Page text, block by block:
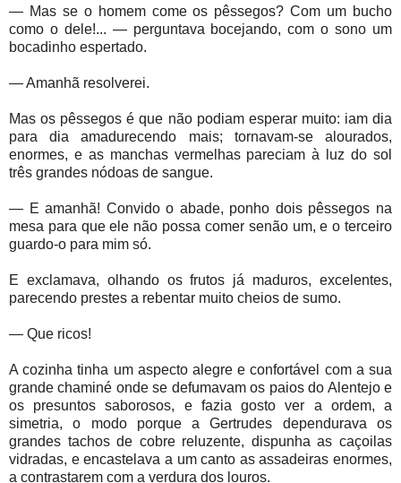
— Mas se o homem come os pêssegos? Com um bucho
como o dele!... — perguntava bocejando, com o sono um
bocadinho espertado.
— Amanhã resolverei.
Mas os pêssegos é que não podiam esperar muito: iam dia
para dia amadurecendo mais; tornavam-se alourados,
enormes, e as manchas vermelhas pareciam à luz do sol
três grandes nódoas de sangue.
— E amanhã! Convido o abade, ponho dois pêssegos na
mesa para que ele não possa comer senão um, e o terceiro
guardo-o para mim só.
E exclamava, olhando os frutos já maduros, excelentes,
parecendo prestes a rebentar muito cheios de sumo.
— Que ricos!
A cozinha tinha um aspecto alegre e confortável com a sua
grande chaminé onde se defumavam os paios do Alentejo e
os presuntos saborosos, e fazia gosto ver a ordem, a
simetria, o modo porque a Gertrudes dependurava os
grandes tachos de cobre reluzente, dispunha as caçoilas
vidradas, e encastelava a um canto as assadeiras enormes,
a contrastarem com a verdura dos louros.